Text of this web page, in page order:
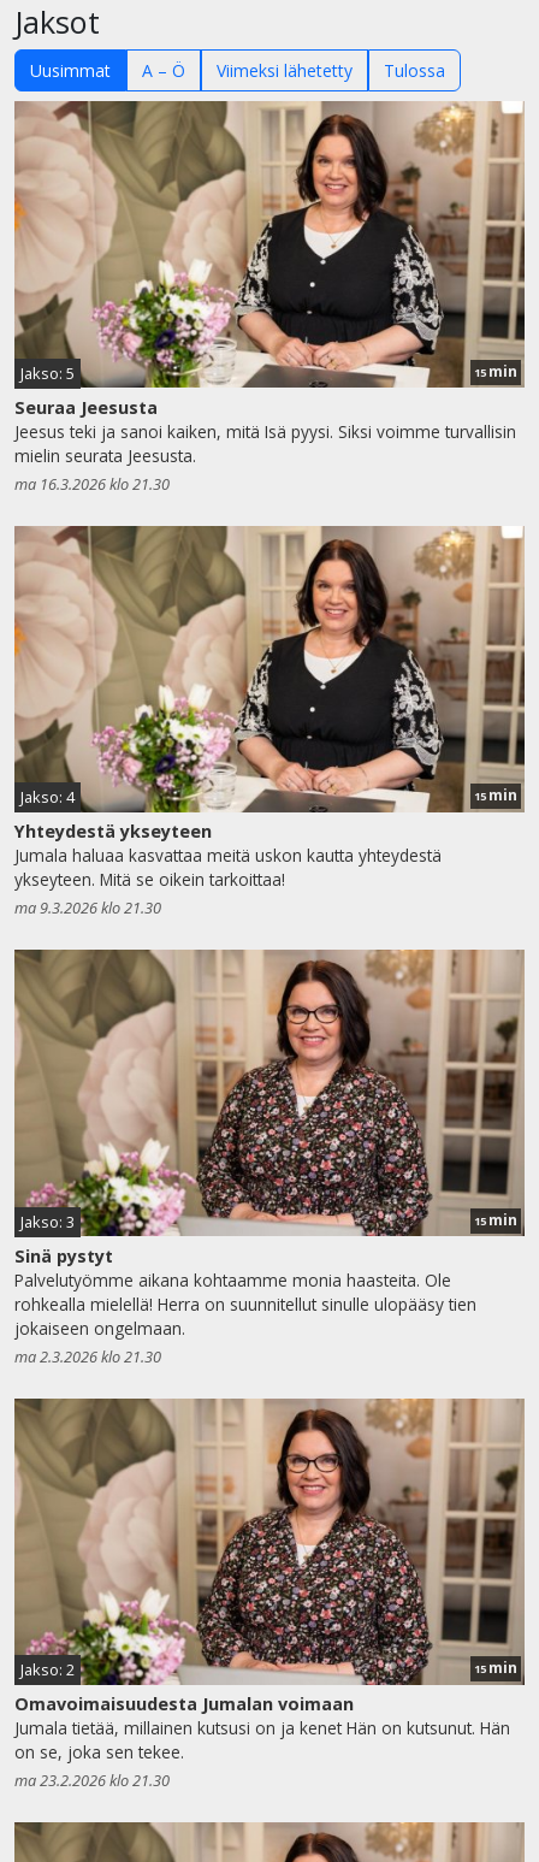
Jaksot
Uusimmat A – Ö Viimeksi lähetetty Tulossa
Jakso: 5 15 min
Seuraa Jeesusta
Jeesus teki ja sanoi kaiken, mitä Isä pyysi. Siksi voimme turvallisin
mielin seurata Jeesusta.
ma 16.3.2026 klo 21.30
Jakso: 4 15 min
Yhteydestä ykseyteen
Jumala haluaa kasvattaa meitä uskon kautta yhteydestä
ykseyteen. Mitä se oikein tarkoittaa!
ma 9.3.2026 klo 21.30
Jakso: 3 15 min
Sinä pystyt
Palvelutyömme aikana kohtaamme monia haasteita. Ole
rohkealla mielellä! Herra on suunnitellut sinulle ulopääsy tien
jokaiseen ongelmaan.
ma 2.3.2026 klo 21.30
Jakso: 2 15 min
Omavoimaisuudesta Jumalan voimaan
Jumala tietää, millainen kutsusi on ja kenet Hän on kutsunut. Hän
on se, joka sen tekee.
ma 23.2.2026 klo 21.30